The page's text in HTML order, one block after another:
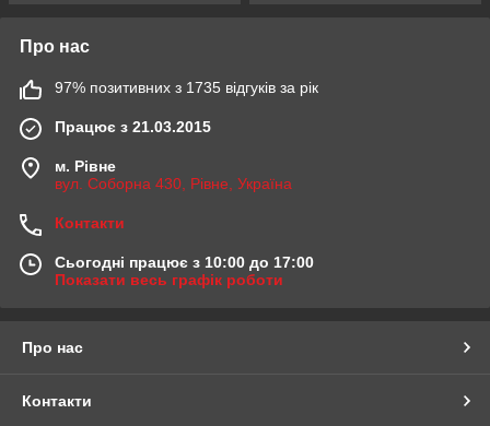
Про нас
97% позитивних з 1735 відгуків за рік
Працює з 21.03.2015
м. Рівне
вул. Соборна 430, Рівне, Україна
Контакти
Сьогодні працює з 10:00 до 17:00
Показати весь графік роботи
Про нас
Контакти